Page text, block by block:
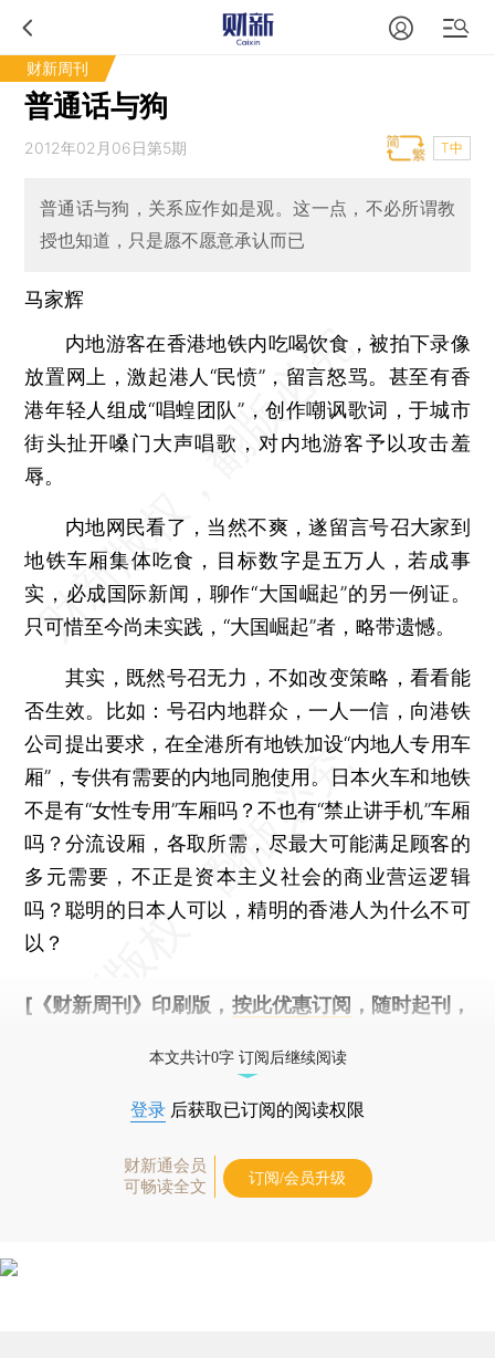
财新周刊
普通话与狗
2012年02月06日第5期 T中
普通话与狗，关系应作如是观。这一点，不必所谓教
授也知道，只是愿不愿意承认而已
马家辉
内地游客在香港地铁内吃喝饮食，被拍下录像
放置网上，激起港人“民愤”，留言怒骂。甚至有香
港年轻人组成“唱蝗团队”，创作嘲讽歌词，于城市
街头扯开嗓门大声唱歌，对内地游客予以攻击羞
辱。
内地网民看了，当然不爽，遂留言号召大家到
地铁车厢集体吃食，目标数字是五万人，若成事
实，必成国际新闻，聊作“大国崛起”的另一例证。
只可惜至今尚未实践，“大国崛起”者，略带遗憾。
其实，既然号召无力，不如改变策略，看看能
否生效。比如：号召内地群众，一人一信，向港铁
公司提出要求，在全港所有地铁加设“内地人专用车
厢”，专供有需要的内地同胞使用。日本火车和地铁
不是有“女性专用”车厢吗？不也有“禁止讲手机”车厢
吗？分流设厢，各取所需，尽最大可能满足顾客的
多元需要，不正是资本主义社会的商业营运逻辑
吗？聪明的日本人可以，精明的香港人为什么不可
以？
[《财新周刊》印刷版， 按此优惠订阅 ，随时起刊，
本文共计0字 订阅后继续阅读
登录 后获取已订阅的阅读权限
财新通会员
可畅读全文
订阅/会员升级